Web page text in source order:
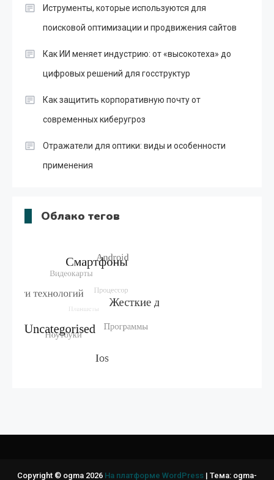
Иструменты, которые используются для
поисковой оптимизации и продвижения сайтов
Как ИИ меняет индустрию: от «высокотеха» до
цифровых решений для госструктур
Как защитить корпоративную почту от
современных киберугроз
Отражатели для оптики: виды и особенности
применения
Облако тегов
Copyright © ogma 2026 На платформе WordPress | Тема: ogma-